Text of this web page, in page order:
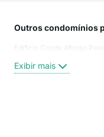
Outros condomínios
Edificio Conde Afonso Pena
Exibir mais